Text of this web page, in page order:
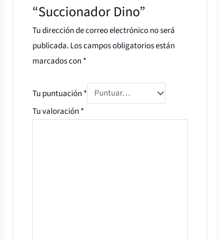
“Succionador Dino”
Tu dirección de correo electrónico no será
publicada. Los campos obligatorios están
marcados con *
Tu puntuación *
Tu valoración *